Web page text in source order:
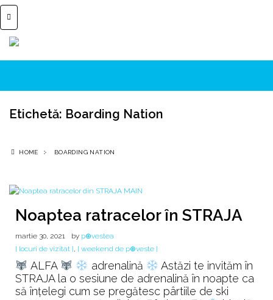
Etichetă: Boarding Nation
HOME BOARDING NATION
Noaptea ratracelor în STRAJA
martie 30, 2021 by p⊕vestea
[ locuri de vizitat ], [ weekend de p⊕veste ]
ALFA adrenalină
Astăzi te invităm în
STRAJA la o sesiune de adrenalină în noapte ca
să înțelegi cum se pregătesc pârtiile de ski